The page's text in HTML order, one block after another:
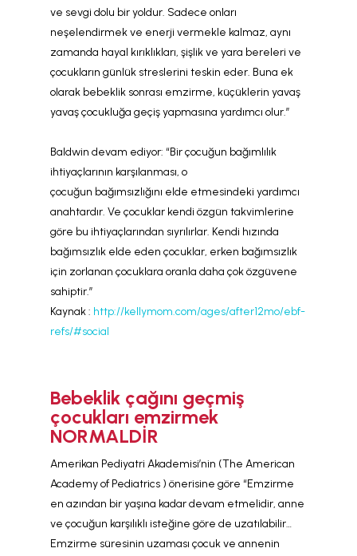
ve sevgi dolu bir yoldur. Sadece onları
neşelendirmek ve enerji vermekle kalmaz, aynı
zamanda hayal kırıklıkları, şişlik ve yara bereleri ve
çocukların günlük streslerini teskin eder. Buna ek
olarak bebeklik sonrası emzirme, küçüklerin yavaş
yavaş çocukluğa geçiş yapmasına yardımcı olur.”
Baldwin devam ediyor: “Bir çocuğun bağımlılık
ihtiyaçlarının karşılanması, o
çocuğun bağımsızlığını elde etmesindeki yardımcı
anahtardır. Ve çocuklar kendi özgün takvimlerine
göre bu ihtiyaçlarından sıyrılırlar. Kendi hızında
bağımsızlık elde eden çocuklar, erken bağımsızlık
için zorlanan çocuklara oranla daha çok özgüvene
sahiptir.”
Kaynak : http://kellymom.com/ages/after12mo/ebf-
refs/#social
Bebeklik çağını geçmiş
çocukları emzirmek
NORMALDİR
Amerikan Pediyatri Akademisi’nin (The American
Academy of Pediatrics ) önerisine göre “Emzirme
en azından bir yaşına kadar devam etmelidir, anne
ve çocuğun karşılıklı isteğine göre de uzatılabilir…
Emzirme süresinin uzaması çocuk ve annenin